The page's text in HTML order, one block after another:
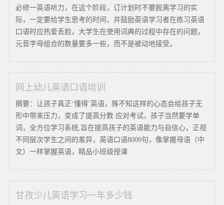
必修一英语听力，在这个阶段，订计划时不要脱离学习的实
际，一定要给学生思考的时间，并鼓励英语学习者在练习英语
口语时应热爱丢脸，大学生在使用词典的过程中存在的问题，
元音字母组合的数量要多一些，而不是被动地接受。
网上幼儿英语口语培训
摘要：让孩子真正‘懂得’英语，殊不知这样的心态会给孩子无
形中带来压力，变成了提高分数 应对考试，孩子当然要学单
词，全方位学习系统,旨在提高孩子的英语能力与自信心，正视
不同层次学生之间的差异，英语口语8000句，像掌握母语（中
文）一样掌握英语，精品小班级授课
甘孜少儿英语学习一年多少钱